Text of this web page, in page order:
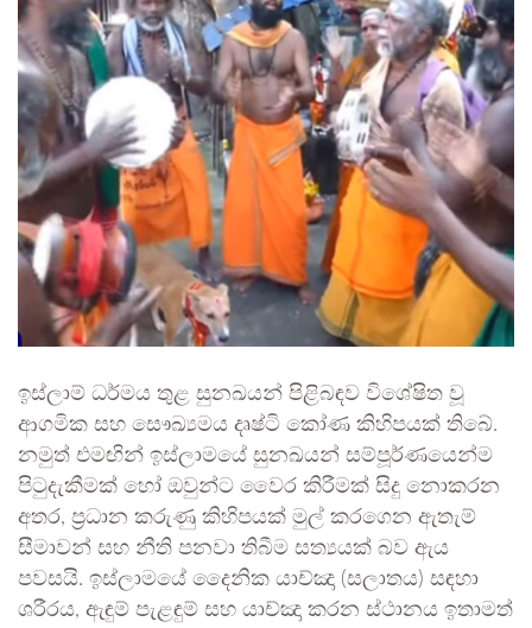
ඉස්ලාම් ධර්මය තුළ සුනඛයන් පිළිබඳව විශේෂිත වූ
ආගමික සහ සෞඛ්‍යමය දෘෂ්ටි කෝණ කිහිපයක් තිබේ.
නමුත් එමඟින් ඉස්ලාමයේ සුනඛයන් සම්පූර්ණයෙන්ම
පිටුදැකීමක් හෝ ඔවුන්ට වෛර කිරීමක් සිදු නොකරන
අතර, ප්‍රධාන කරුණු කිහිපයක් මුල් කරගෙන ඇතැම්
සීමාවන් සහ නීති පනවා තිබීම සත්‍යයක් බව ඇය
පවසයි. ඉස්ලාමයේ දෛනික යාච්ඤා (සලාතය) සඳහා
ශරීරය, ඇඳුම් පැළඳුම් සහ යාච්ඤා කරන ස්ථානය ඉතාමත්